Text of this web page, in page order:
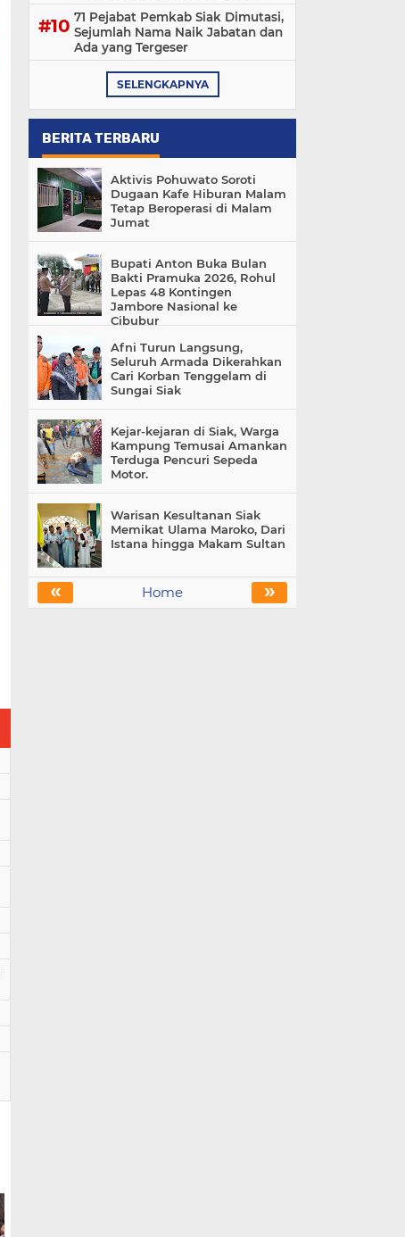
71 Pejabat Pemkab Siak Dimutasi,
Sejumlah Nama Naik Jabatan dan
Ada yang Tergeser
SELENGKAPNYA
BERITA TERBARU
Aktivis Pohuwato Soroti
Dugaan Kafe Hiburan Malam
Tetap Beroperasi di Malam
Jumat
Bupati Anton Buka Bulan
Bakti Pramuka 2026, Rohul
Lepas 48 Kontingen
Jambore Nasional ke
Cibubur
Afni Turun Langsung,
Seluruh Armada Dikerahkan
Cari Korban Tenggelam di
Sungai Siak
Kejar-kejaran di Siak, Warga
Kampung Temusai Amankan
Terduga Pencuri Sepeda
Motor.
Warisan Kesultanan Siak
Memikat Ulama Maroko, Dari
Istana hingga Makam Sultan
« »
Home